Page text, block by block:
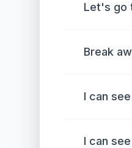
Let's go
Break
I can
I can